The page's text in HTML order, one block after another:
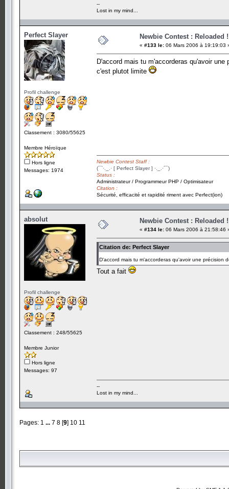
--
Lost in my mind...
Perfect Slayer
Profil challenge
Classement : 3080/55625
Membre Héroïque
Hors ligne
Messages: 1974
Newbie Contest : Reloaded !
« #133 le: 06 Mars 2006 à 19:19:03
D'accord mais tu m'accorderas qu'avoir
c'est plutot limite
Newbie Contest Staff :
(¯`·._.· [ Perfect Slayer ] ·._.·´¯)
Status :
Administrateur / Programmeur PHP / Optimisateur
Citation :
Sécurité, efficacité et rapidité riment avec Perfect(ion)
absolut
Profil challenge
Classement : 248/55625
Membre Junior
Hors ligne
Messages: 97
Newbie Contest : Reloaded !
« #134 le: 06 Mars 2006 à 21:58:46
Citation de: Perfect Slayer
D'accord mais tu m'accorderas qu'avoir une
Tout a fait
--
Lost in my mind...
Pages: 1 ... 7 8 [9] 10 11